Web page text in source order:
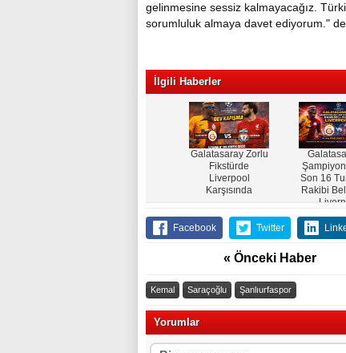
gelinmesine sessiz kalmayacağız.
sorumluluk almaya davet ediyorum."
İlgili Haberler
Galatasaray Zorlu
Fikstürde
Liverpool
Karşısında
Son 16
Rakibi
Facebook Twitter
« Önceki Haber
Kemal Saraçoğlu Şanlıurfaspor
Yorumlar